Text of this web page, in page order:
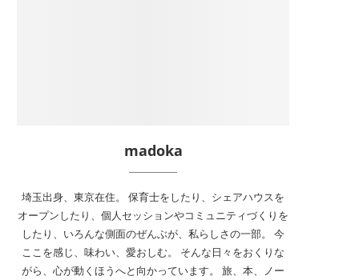
madoka
埼玉出身、東京在住。 保育士をしたり、シェアハウスを
オープンしたり、個人セッションやコミュニティづくりを
したり、いろんな側面のぜんぶが、私らしさの一部。 今
ここを感じ、味わい、愛おしむ。 そんな日々をおくりな
がら、心が動くほうへと向かっています。 旅、本、ノー